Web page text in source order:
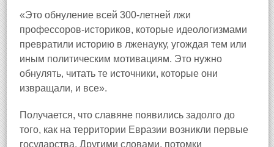
«Это обнуление всей 300‑летней лжи
профессоров‑историков, которые идеологизмами
превратили историю в лженауку, угождая тем или
иным политическим мотивациям. Это нужно
обнулять, читать те источники, которые они
извращали, и все».
Получается, что славяне появились задолго до
того, как на территории Евразии возникли первые
государства. Другими словами, потомки